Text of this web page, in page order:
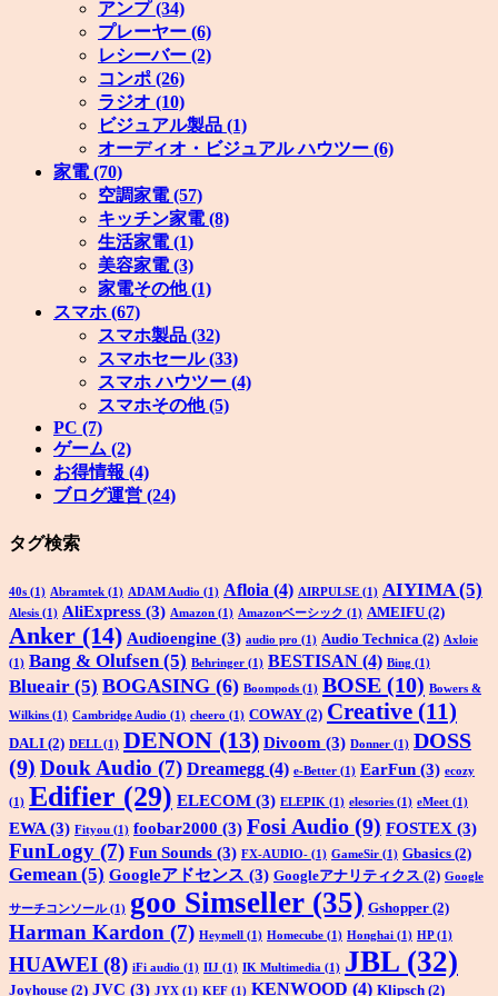
アンプ(34)
プレーヤー (6)
レシーバー (2)
コンポ (26)
ラジオ (10)
ビジュアル製品 (1)
オーディオ・ビジュアル ハウツー (6)
家電(70)
空調家電(57)
キッチン家電(8)
生活家電(1)
美容家電(3)
家電その他(1)
スマホ (67)
スマホ製品 (32)
スマホセール(33)
スマホ ハウツー (4)
スマホその他(5)
PC (7)
ゲーム (2)
お得情報 (4)
ブログ運営 (24)
タグ検索
40s (1) Abramtek (1) ADAM Audio (1) Afloia (4) AIRPULSE (1) AIYIMA(5)
Alesis (1) AliExpress (3) Amazon (1) Amazonベーシック (1) AMEIFU (2)
Anker (14) Audioengine (3) audio pro (1) Audio Technica (2) Axloie
(1) Bang & Olufsen(5) Behringer (1) BESTISAN (4) Bing (1)
Blueair (5) BOGASING (6) Boompods (1) BOSE (10) Bowers &
Wilkins (1) Cambridge Audio (1) cheero (1) COWAY (2) Creative (11)
DALI (2) DELL(1) DENON (13) Divoom (3) Donner (1) DOSS
(9) Douk Audio (7) Dreamegg (4) e-Better (1) EarFun (3) ecozy
(1) Edifier (29) ELECOM (3) ELEPIK (1) elesories (1) eMeet (1)
EWA (3) Fityou (1) foobar2000 (3) Fosi Audio (9) FOSTEX (3)
FunLogy (7) Fun Sounds (3) FX-AUDIO- (1) GameSir (1) Gbasics (2)
Gemean(5) Googleアドセンス (3) Googleアナリティクス (2) Google
サーチコンソール(1) goo Simseller (35) Gshopper (2)
Harman Kardon (7) Heymell (1) Homecube (1) Honghai (1) HP(1)
HUAWEI (8) iFi audio (1) IIJ (1) IK Multimedia (1) JBL (32)
Joyhouse (2) JVC (3) JYX (1) KEF (1) KENWOOD (4) Klipsch (2)